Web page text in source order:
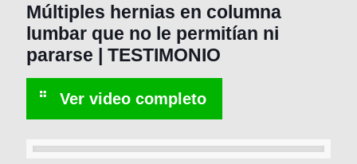
Múltiples hernias en columna
lumbar que no le permitían ni
pararse | TESTIMONIO